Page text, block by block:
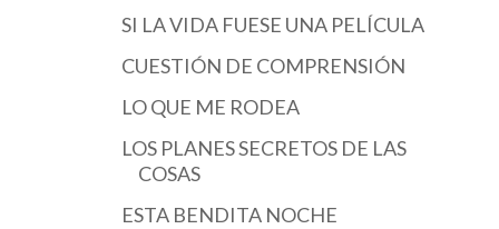
SI LA VIDA FUESE UNA PELÍCULA
CUESTIÓN DE COMPRENSIÓN
LO QUE ME RODEA
LOS PLANES SECRETOS DE LAS
COSAS
ESTA BENDITA NOCHE